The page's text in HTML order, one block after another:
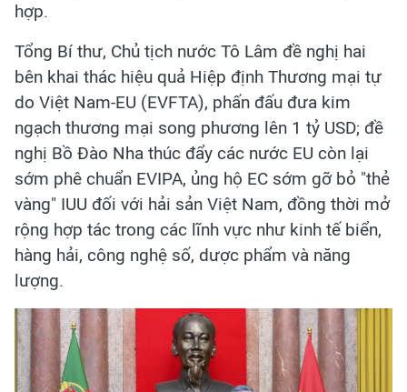
hợp.
Tổng Bí thư, Chủ tịch nước Tô Lâm đề nghị hai
bên khai thác hiệu quả Hiệp định Thương mại tự
do Việt Nam-EU (EVFTA), phấn đấu đưa kim
ngạch thương mại song phương lên 1 tỷ USD; đề
nghị Bồ Đào Nha thúc đẩy các nước EU còn lại
sớm phê chuẩn EVIPA, ủng hộ EC sớm gỡ bỏ "thẻ
vàng" IUU đối với hải sản Việt Nam, đồng thời mở
rộng hợp tác trong các lĩnh vực như kinh tế biển,
hàng hải, công nghệ số, dược phẩm và năng
lượng.